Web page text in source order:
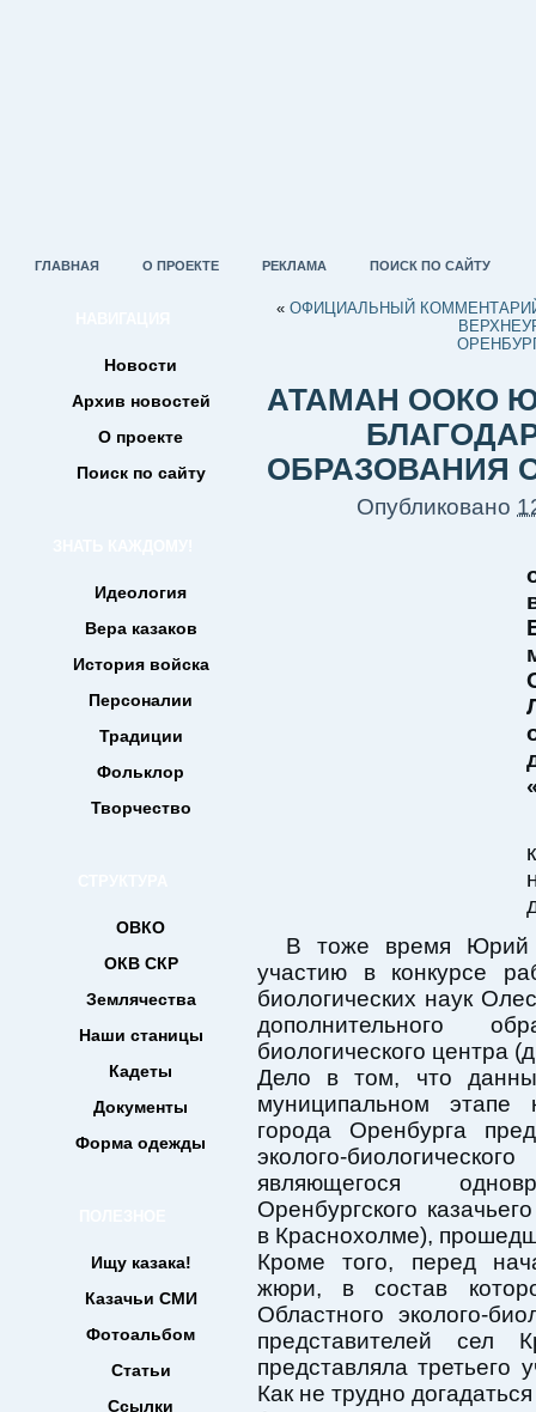
ГЛАВНАЯ О ПРОЕКТЕ РЕКЛАМА ПОИСК ПО САЙТУ
Новости
Архив новостей
О проекте
Поиск по сайту
Идеология
Вера казаков
История войска
Персоналии
Традиции
Фольклор
Творчество
ОВКО
ОКВ СКР
Землячества
Наши станицы
Кадеты
Документы
Форма одежды
Ищу казака!
Казачьи СМИ
Фотоальбом
Статьи
Ссылки
« ОФИЦИАЛЬНЫЙ
АТАМАН ООКО
ОБРАЗОВАНИЯ
Опубликовано
В тоже время Юрий
участию в конкурсе
биологических наук
дополнительного
биологического центра
Дело в том, что
муниципальном этапе
города Оренбурга
эколого-
являющегося
Оренбургского
в Краснохолме),
Кроме того, перед
жюри, в состав
Областного эколого-
представителей сел
представляла третьего
Как не трудно